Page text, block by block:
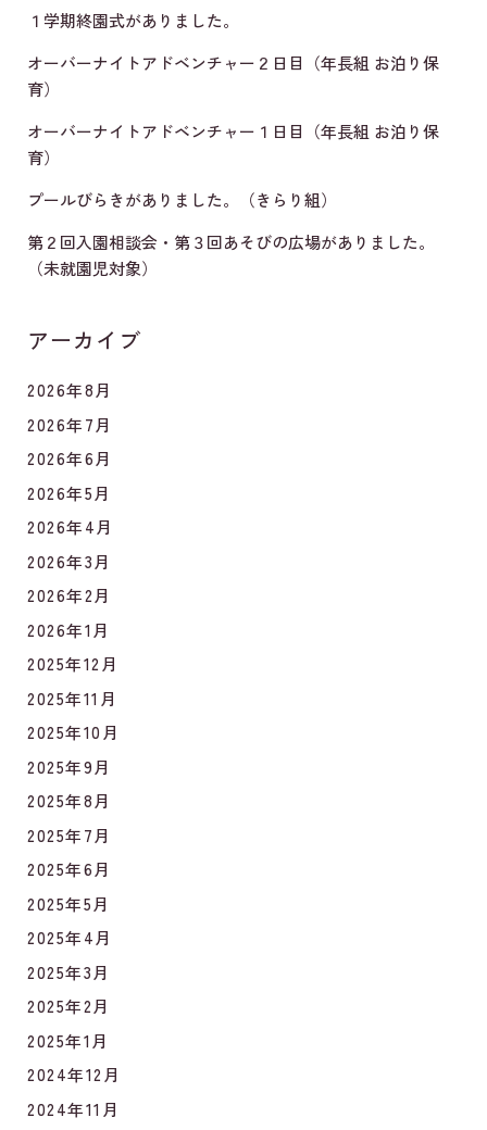
１学期終園式がありました。
オーバーナイトアドベンチャー２日目（年長組 お泊り保
育）
オーバーナイトアドベンチャー１日目（年長組 お泊り保
育）
プールびらきがありました。（きらり組）
第２回入園相談会・第３回あそびの広場がありました。
（未就園児対象）
アーカイブ
2026年8月
2026年7月
2026年6月
2026年5月
2026年4月
2026年3月
2026年2月
2026年1月
2025年12月
2025年11月
2025年10月
2025年9月
2025年8月
2025年7月
2025年6月
2025年5月
2025年4月
2025年3月
2025年2月
2025年1月
2024年12月
2024年11月